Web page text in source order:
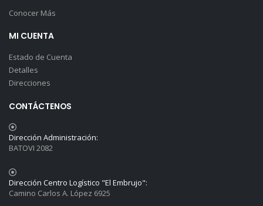
Conocer Más
MI CUENTA
Estado de Cuenta
Detalles
Direcciones
CONTÁCTENOS
Dirección Administración:
BATOVI 2082
Dirección Centro Logístico "El Embrujo":
Camino Carlos A. López 6925